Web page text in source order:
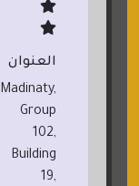
العنوان
Madinaty,
Group
102,
Building
19,